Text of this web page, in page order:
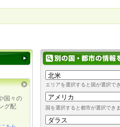
エリアを選択すると国が選択で
国を選択すると都市が選択でき
国々の
グ配